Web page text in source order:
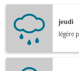
jeudi
légère